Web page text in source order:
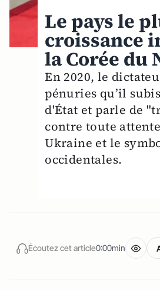
Le pays le
croissance
la Corée du
En 2020, le
pénuries qu’il
d'État et parle de
contre toute
Ukraine et le
occidentales.
Écoutez cet article0:00min